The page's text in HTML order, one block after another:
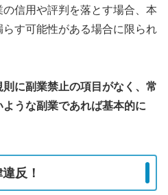
信用や評判を落とす場合、本
す可能性がある場合に限られ
に副業禁止の項目がなく、常
うな副業であれば基本的に
反！